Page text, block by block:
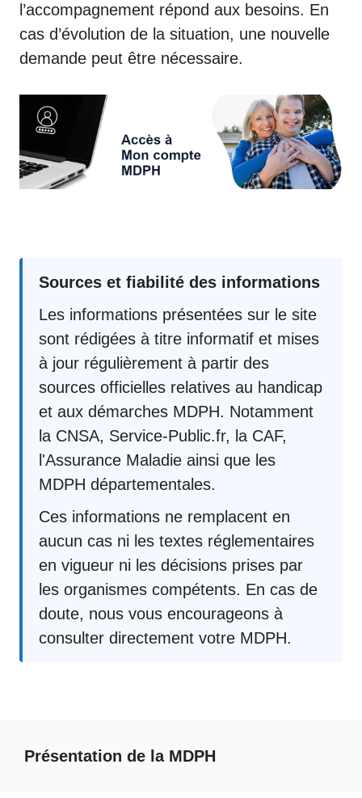
l’accompagnement répond aux besoins. En
cas d’évolution de la situation, une nouvelle
demande peut être nécessaire.
Sources et fiabilité des informations
Les informations présentées sur le site
sont rédigées à titre informatif et mises
à jour régulièrement à partir des
sources officielles relatives au handicap
et aux démarches MDPH. Notamment
la CNSA, Service-Public.fr, la CAF,
l'Assurance Maladie ainsi que les
MDPH départementales.
Ces informations ne remplacent en
aucun cas ni les textes réglementaires
en vigueur ni les décisions prises par
les organismes compétents. En cas de
doute, nous vous encourageons à
consulter directement votre MDPH.
Présentation de la MDPH